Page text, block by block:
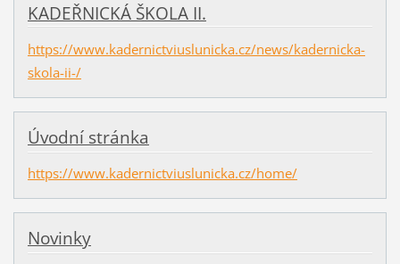
KADEŘNICKÁ ŠKOLA II.
https://www.kadernictviuslunicka.cz/news/kadernicka-
skola-ii-/
Úvodní stránka
https://www.kadernictviuslunicka.cz/home/
Novinky